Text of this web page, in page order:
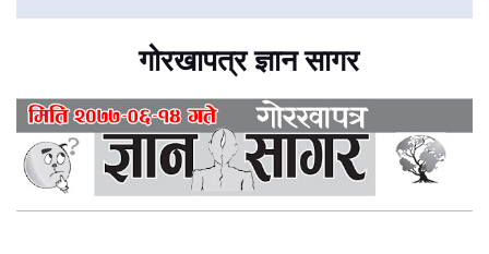
गोरखापत्र ज्ञान सागर